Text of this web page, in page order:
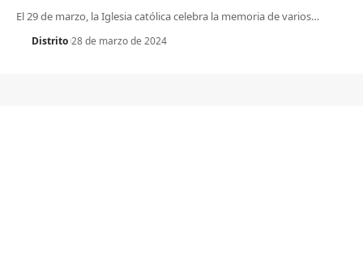
El 29 de marzo, la Iglesia católica celebra la memoria de varios…
Distrito 28 de marzo de 2024